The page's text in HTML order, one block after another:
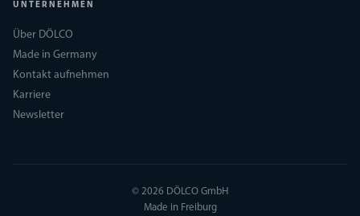
UNTERNEHMEN
Über DÖLCO
Made in Germany
Kontakt aufnehmen
Karriere
Newsletter
© 2026 DÖLCO GmbH
Made in Freiburg